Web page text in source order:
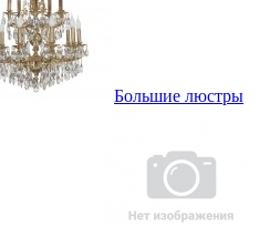
Большие люстры